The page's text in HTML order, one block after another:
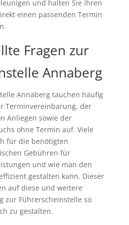
und halten Sie Ihren
einen passenden Termin
Fragen zur
Annaberg
Annaberg tauchen häufig
Terminvereinbarung, der
Anliegen sowie der
ohne Termin auf. Viele
für die benötigten
Gebühren für
und wie man den
gestalten kann. Dieser
auf diese und weitere
zur Führerscheinstelle so
zu gestalten.